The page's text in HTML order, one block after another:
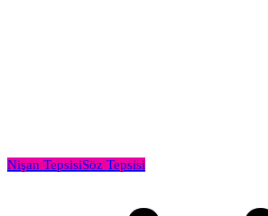
Nişan TepsisiSöz Tepsisi